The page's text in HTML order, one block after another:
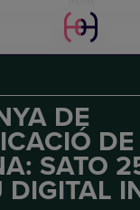
CONTACTE
DE
SATO
DIGITAL